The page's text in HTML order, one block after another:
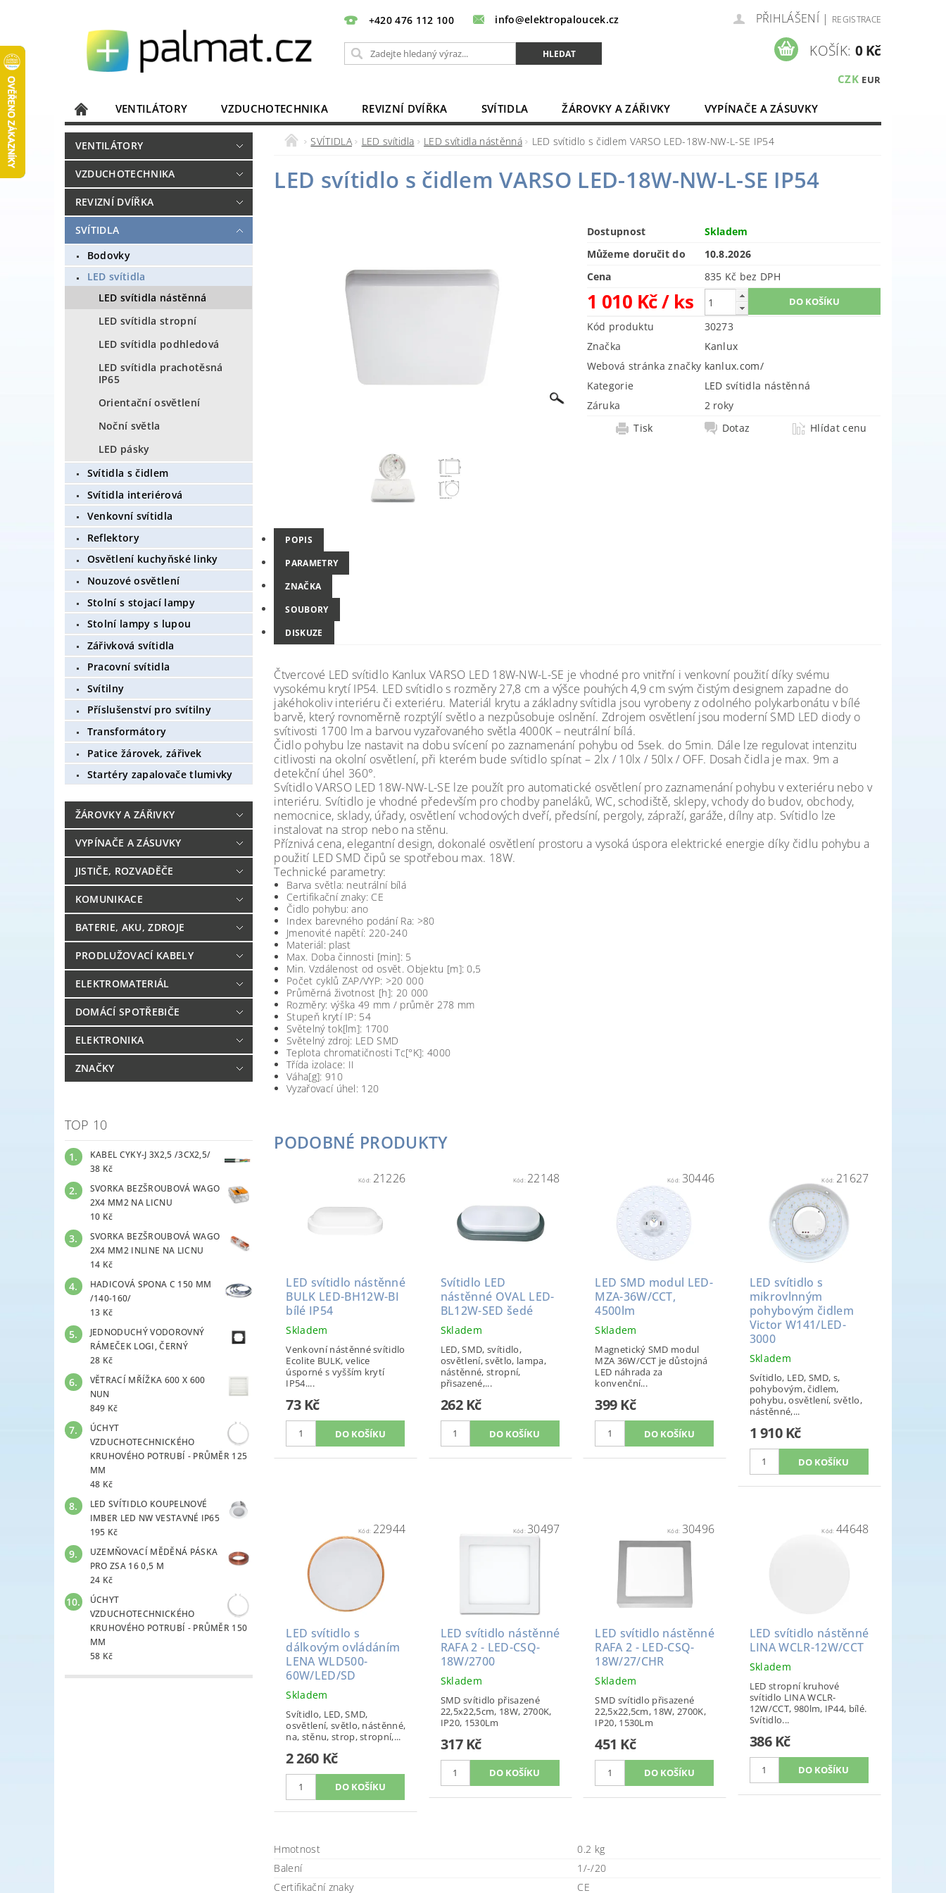
+420 476 112 100 info@elektropaloucek.cz PŘIHLÁŠENÍ | REGISTRACE
CZK EUR
KOŠÍK: 0 Kč
VENTILÁTORY VZDUCHOTECHNIKA REVIZNÍ DVÍŘKA SVÍTIDLA ŽÁROVKY A ZÁŘIVKY
VYPÍNAČE A ZÁSUVKY
JISTIČE, ROZVADĚČE
KOMUNIKACE
DOMÁCÍ SPOTŘEBIČE
ELEKTRONIKA
VENTILÁTORY
VZDUCHOTECHNIKA
REVIZNÍ DVÍŘKA
SVÍTIDLA
Bodovky
LED svítidla
LED svítidla nástěnná
LED svítidla stropní
LED svítidla podhledová
LED svítidla prachotěsná
IP65
Orientační osvětlení
Noční světla
LED pásky
Svítidla s čidlem
Svítidla interiérová
Venkovní svítidla
Reflektory
Osvětlení kuchyňské linky
Nouzové osvětlení
Stolní s stojací lampy
Stolní lampy s lupou
Zářivková svítidla
Pracovní svítidla
Svítilny
Příslušenství pro svítilny
Transformátory
Patice žárovek, zářivek
Startéry zapalovače tlumivky
ŽÁROVKY A ZÁŘIVKY
VYPÍNAČE A ZÁSUVKY
JISTIČE, ROZVADĚČE
KOMUNIKACE
BATERIE, AKU, ZDROJE
PRODLUŽOVACÍ KABELY
ELEKTROMATERIÁL
DOMÁCÍ SPOTŘEBIČE
ELEKTRONIKA
ZNAČKY
TOP 10
KABEL CYKY-J 3X2,5 /3CX2,5/
38 Kč
SVORKA BEZŠROUBOVÁ WAGO
2X4 MM2 NA LICNU
10 Kč
SVORKA BEZŠROUBOVÁ WAGO
2X4 MM2 INLINE NA LICNU
14 Kč
HADICOVÁ SPONA C 150 MM
/140-160/
13 Kč
JEDNODUCHÝ VODOROVNÝ
RÁMEČEK LOGI, ČERNÝ
28 Kč
VĚTRACÍ MŘÍŽKA 600 X 600
NUN
849 Kč
ÚCHYT
VZDUCHOTECHNICKÉHO
KRUHOVÉHO POTRUBÍ - PRŮMĚR 125
MM
48 Kč
LED SVÍTIDLO KOUPELNOVÉ
IMBER LED NW VESTAVNÉ IP65
195 Kč
UZEMŇOVACÍ MĚDĚNÁ PÁSKA
PRO ZSA 16 0,5 M
24 Kč
ÚCHYT
VZDUCHOTECHNICKÉHO
KRUHOVÉHO POTRUBÍ - PRŮMĚR 150
MM
58 Kč
SVÍTIDLA LED svítidla LED svítidla nástěnná LED svítidlo s čidlem VARSO LED-18W-NW-L-SE IP54
LED svítidlo s čidlem VARSO LED-18W-NW-L-SE IP54
Dostupnost
Skladem
Můžeme doručit do
10.8.2026
Cena
835 Kč bez DPH
1 010 Kč/ ks
Kód produktu
30273
Značka
Kanlux
Webová stránka značky kanlux.com/
Kategorie
LED svítidla nástěnná
Záruka
2 roky
Tisk
Dotaz Hlídat cenu
POPIS
PARAMETRY
ZNAČKA
SOUBORY
DISKUZE
Čtvercové LED svítidlo Kanlux VARSO LED 18W-NW-L-SE je vhodné pro vnitřní i venkovní použití díky svému
vysokému krytí IP54. LED svítidlo s rozměry 27,8 cm a výšce pouhých 4,9 cm svým čistým designem zapadne do
jakéhokoliv interiéru či exteriéru. Materiál krytu a základny svítidla jsou vyrobeny z odolného polykarbonátu v bílé
barvě, který rovnoměrně rozptýlí světlo a nezpůsobuje oslnění. Zdrojem osvětlení jsou moderní SMD LED diody o
svítivosti 1700 lm a barvou vyzařovaného světla 4000K – neutrální bílá.
Čidlo pohybu lze nastavit na dobu svícení po zaznamenání pohybu od 5sek. do 5min. Dále lze regulovat intenzitu
citlivosti na okolní osvětlení, při kterém bude svítidlo spínat – 2lx / 10lx / 50lx / OFF. Dosah čidla je max. 9m a
detekční úhel 360°.
Svítidlo VARSO LED 18W-NW-L-SE lze použít pro automatické osvětlení pro zaznamenání pohybu v exteriéru nebo v
interiéru. Svítidlo je vhodné především pro chodby paneláků, WC, schodiště, sklepy, vchody do budov, obchody,
nemocnice, sklady, úřady, osvětlení vchodových dveří, předsíní, pergoly, zápraží, garáže, dílny atp. Svítidlo lze
instalovat na strop nebo na stěnu.
Příznivá cena, elegantní design, dokonalé osvětlení prostoru a vysoká úspora elektrické energie díky čidlu pohybu a
použití LED SMD čipů se spotřebou max. 18W.
Technické parametry:
Barva světla: neutrální bílá
Certifikační znaky: CE
Čidlo pohybu: ano
Index barevného podání Ra: >80
Jmenovité napětí: 220-240
Materiál: plast
Max. Doba činnosti [min]: 5
Min. Vzdálenost od osvět. Objektu [m]: 0,5
Počet cyklů ZAP/VYP: >20 000
Průměrná životnost [h]: 20 000
Rozměry: výška 49 mm / průměr 278 mm
Stupeň krytí IP: 54
Světelný tok[lm]: 1700
Světelný zdroj: LED SMD
Teplota chromatičnosti Tc[°K]: 4000
Třída izolace: II
Váha[g]: 910
Vyzařovací úhel: 120
PODOBNÉ PRODUKTY
Kód: 21226
LED svítidlo nástěnné
BULK LED-BH12W-BI
bílé IP54
Skladem
Venkovní nástěnné svítidlo
Ecolite BULK, velice
úsporné s vyšším krytí
IP54....
73 Kč
Kód: 22148
Svítidlo LED
nástěnné OVAL LED-
BL12W-SED šedé
Skladem
LED, SMD, svítidlo,
osvětlení, světlo, lampa,
nástěnné, stropní,
přisazené,...
262 Kč
Kód: 30446
LED SMD modul LED-
MZA-36W/CCT,
4500lm
Skladem
Magnetický SMD modul
MZA 36W/CCT je důstojná
LED náhrada za
konvenční...
399 Kč
Kód: 21627
LED svítidlo s
mikrovlnným
pohybovým čidlem
Victor W141/LED-
3000
Skladem
Svítidlo, LED, SMD, s,
pohybovým, čidlem,
pohybu, osvětlení, světlo,
nástěnné,...
1 910 Kč
Kód: 22944
LED svítidlo s
dálkovým ovládáním
LENA WLD500-
60W/LED/SD
Skladem
Svítidlo, LED, SMD,
osvětlení, světlo, nástěnné,
na, stěnu, strop, stropní,...
2 260 Kč
Kód: 30497
LED svítidlo nástěnné
RAFA 2 - LED-CSQ-
18W/2700
Skladem
SMD svítidlo přisazené
22,5x22,5cm, 18W, 2700K,
IP20, 1530Lm
317 Kč
Kód: 30496
LED svítidlo nástěnné
RAFA 2 - LED-CSQ-
18W/27/CHR
Skladem
SMD svítidlo přisazené
22,5x22,5cm, 18W, 2700K,
IP20, 1530Lm
451 Kč
Kód:44648
LED svítidlo nástěnné
LINA WCLR-12W/CCT
Skladem
LED stropní kruhové
svítidlo LINA WCLR-
12W/CCT, 980lm, IP44, bílé.
Svítidlo...
386 Kč
Hmotnost
0.2 kg
Balení
1/-/20
Certifikační znaky
CE